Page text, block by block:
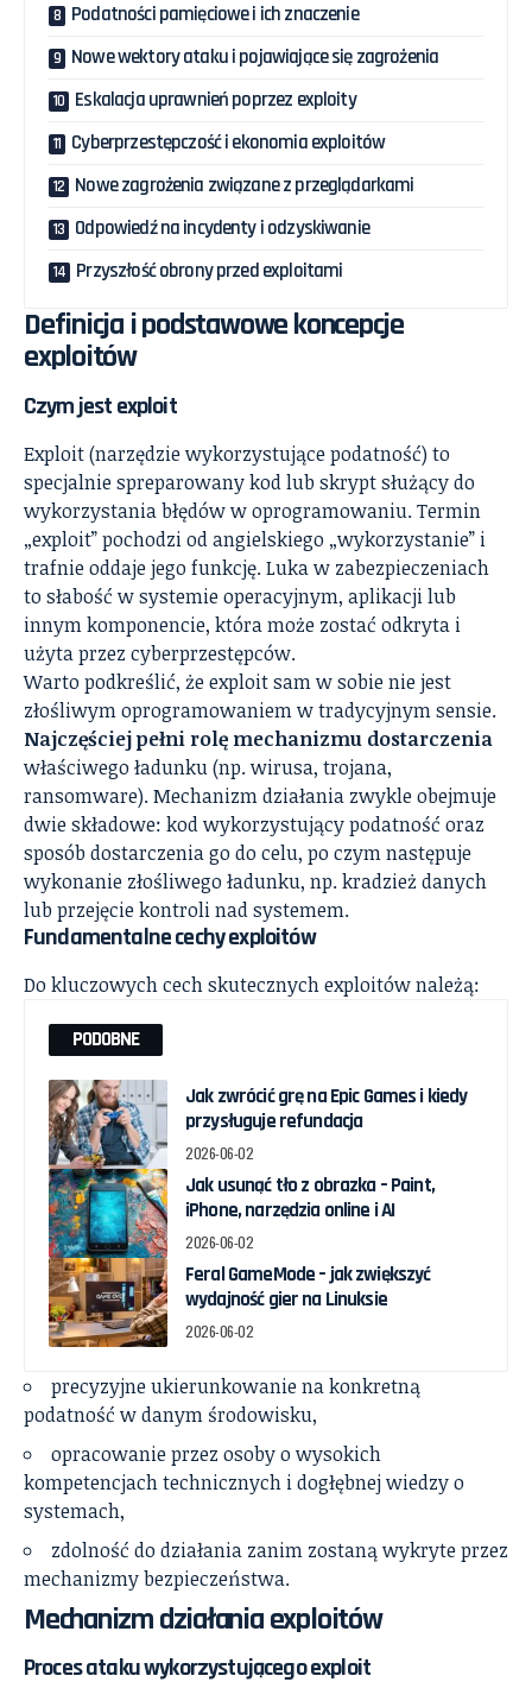
Podatności pamięciowe i ich znaczenie
Nowe wektory ataku i pojawiające się zagrożenia
Eskalacja uprawnień poprzez exploity
Cyberprzestępczość i ekonomia exploitów
Nowe zagrożenia związane z przeglądarkami
Odpowiedź na incydenty i odzyskiwanie
Przyszłość obrony przed exploitami
Definicja i podstawowe koncepcje
exploitów
Czym jest exploit
Exploit (narzędzie wykorzystujące podatność) to
specjalnie spreparowany kod lub skrypt służący do
wykorzystania błędów w oprogramowaniu. Termin
„exploit” pochodzi od angielskiego „wykorzystanie” i
trafnie oddaje jego funkcję. Luka w zabezpieczeniach
to słabość w systemie operacyjnym, aplikacji lub
innym komponencie, która może zostać odkryta i
użyta przez cyberprzestępców.
Warto podkreślić, że exploit sam w sobie nie jest
złośliwym oprogramowaniem w tradycyjnym sensie.
Najczęściej pełni rolę mechanizmu dostarczenia
właściwego ładunku (np. wirusa, trojana,
ransomware). Mechanizm działania zwykle obejmuje
dwie składowe: kod wykorzystujący podatność oraz
sposób dostarczenia go do celu, po czym następuje
wykonanie złośliwego ładunku, np. kradzież danych
lub przejęcie kontroli nad systemem.
Fundamentalne cechy exploitów
Do kluczowych cech skutecznych exploitów należą:
PODOBNE
Jak zwrócić grę na Epic Games i kiedy
przysługuje refundacja
2026-06-02
Jak usunąć tło z obrazka – Paint,
iPhone, narzędzia online i AI
2026-06-02
Feral GameMode – jak zwiększyć
wydajność gier na Linuksie
2026-06-02
precyzyjne ukierunkowanie na konkretną
podatność w danym środowisku,
opracowanie przez osoby o wysokich
kompetencjach technicznych i dogłębnej wiedzy o
systemach,
zdolność do działania zanim zostaną wykryte przez
mechanizmy bezpieczeństwa.
Mechanizm działania exploitów
Proces ataku wykorzystującego exploit